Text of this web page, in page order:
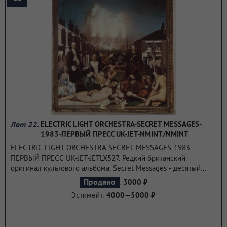
интроспективными, но в то же время полными внутреннего
Лот 22. ELECTRIC LIGHT ORCHESTRA-SECRET MESSAGES-
1983-ПЕРВЫЙ ПРЕСС UK-JET-NMINT/NMINT
ELECTRIC LIGHT ORCHESTRA-SECRET MESSAGES-1983-
ПЕРВЫЙ ПРЕСС UK-JET-JETLX527. Редкий британский
оригинал культового альбома. Secret Messages - десятый
студийный альбом британской рок-группы Electric Light
Orchestra, изданный в 1983 году лейблом Jet Records. Это
был последний коммерчески успешный альбом группы.
Продано : 3000 ₽
Эстимейт: 4000—5000 ₽